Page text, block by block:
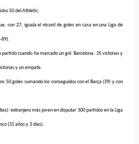
50 del Athletic.
con 27, iguala el récord de goles en casa en una Liga de
89).
partido cuando ha marcado un gol. Barcelona: 35 victorias y
y un empate.
50 goles sumando los conseguidos con el Barça (39) y con
extranjero más joven en disputar 300 partidos en la Liga
(31 años y 3 días).